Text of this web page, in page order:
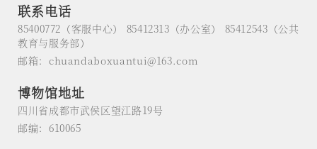
联系电话
85400772（客服中心） 85412313（办公室） 85412543（公共
教育与服务部）
邮箱：chuandaboxuantui@163.com
博物馆地址
四川省成都市武侯区望江路19号
邮编：610065